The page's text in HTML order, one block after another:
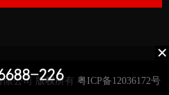
公司 版权所有 粤ICP备12036172号